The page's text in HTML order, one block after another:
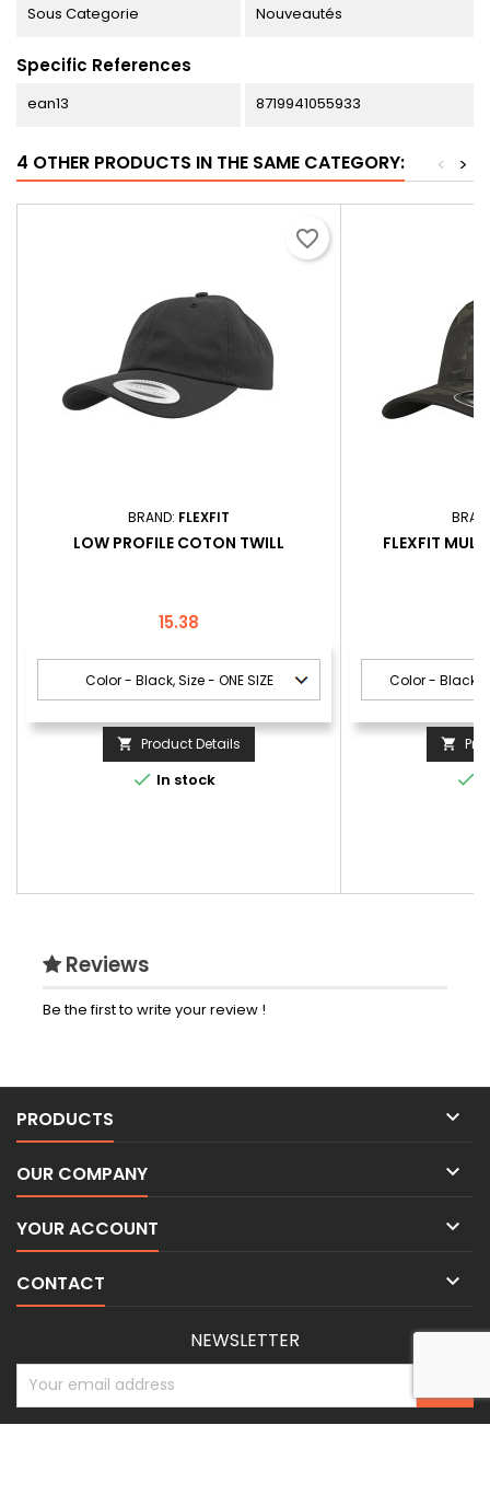
Sous Categorie Nouveautés
Specific References
ean13 8719941055933
4 OTHER PRODUCTS IN THE SAME CATEGORY: >
<
BRAND: FLEXFIT
LOW PROFILE COTON TWILL
Price
15.38
 Product Details
 In stock
favorite_border
FLEXFIT


Reviews
Be the first to write your review !
PRODUCTS 
OUR COMPANY 
YOUR ACCOUNT 
CONTACT 
NEWSLETTER